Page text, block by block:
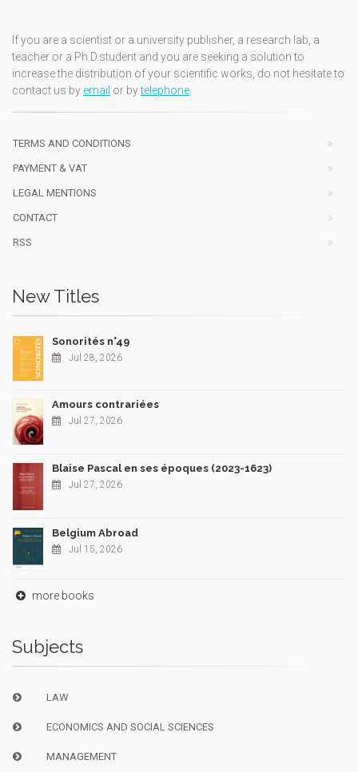
If you are a scientist or a university publisher, a research lab, a
teacher or a Ph.D.student and you are seeking a solution to
increase the distribution of your scientific works, do not hesitate to
contact us by email or bytelephone
TERMS AND CONDITIONS
PAYMENT & VAT
LEGAL MENTIONS
CONTACT
RSS
New Titles
Sonorités n°49
Jul 28, 2026
Amours contrariées
Jul 27, 2026
Blaise Pascal en ses époques (2023-1623)
Jul 27, 2026
Belgium Abroad
Jul 15, 2026
more books
Subjects
LAW
ECONOMICS AND SOCIAL SCIENCES
MANAGEMENT